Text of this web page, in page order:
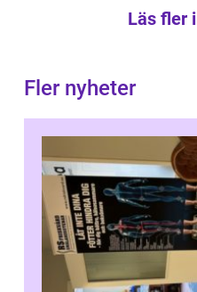
Läs fler
Fler nyheter